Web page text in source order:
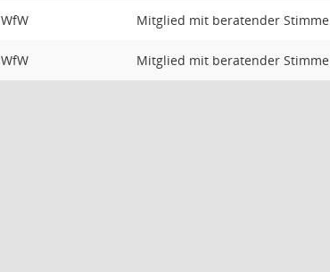
WfW Mitglied mit beratender Stimme
WfW Mitglied mit beratender Stimme